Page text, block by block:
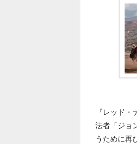
『レッド
法者「ジョ
うために再